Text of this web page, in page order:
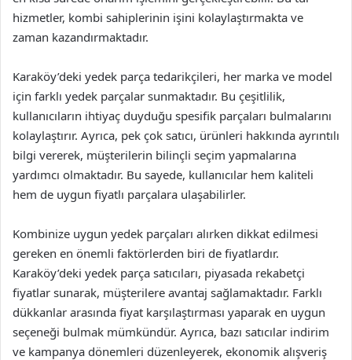
hizmetler, kombi sahiplerinin işini kolaylaştırmakta ve
zaman kazandırmaktadır.
Karaköy’deki yedek parça tedarikçileri, her marka ve model
için farklı yedek parçalar sunmaktadır. Bu çeşitlilik,
kullanıcıların ihtiyaç duyduğu spesifik parçaları bulmalarını
kolaylaştırır. Ayrıca, pek çok satıcı, ürünleri hakkında ayrıntılı
bilgi vererek, müşterilerin bilinçli seçim yapmalarına
yardımcı olmaktadır. Bu sayede, kullanıcılar hem kaliteli
hem de uygun fiyatlı parçalara ulaşabilirler.
Kombinize uygun yedek parçaları alırken dikkat edilmesi
gereken en önemli faktörlerden biri de fiyatlardır.
Karaköy’deki yedek parça satıcıları, piyasada rekabetçi
fiyatlar sunarak, müşterilere avantaj sağlamaktadır. Farklı
dükkanlar arasında fiyat karşılaştırması yaparak en uygun
seçeneği bulmak mümkündür. Ayrıca, bazı satıcılar indirim
ve kampanya dönemleri düzenleyerek, ekonomik alışveriş